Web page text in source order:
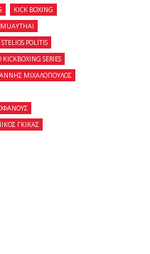
KICK BOXING
MUAYTHAI
STELIOS POLITIS
KICKBOXING SERIES
ΜΙΧΑΛΟΠΟΥΛΟΣ
ΓΚΙΚΑΣ